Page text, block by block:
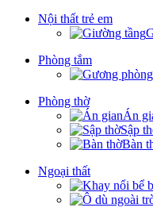
Nội thất trẻ em
Phòng tắm
Phòng thờ
Án
Sập
Bàn
Ngoại thất